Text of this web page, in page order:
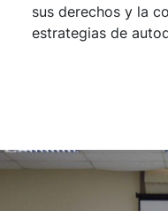
sus derechos y la
estrategias de